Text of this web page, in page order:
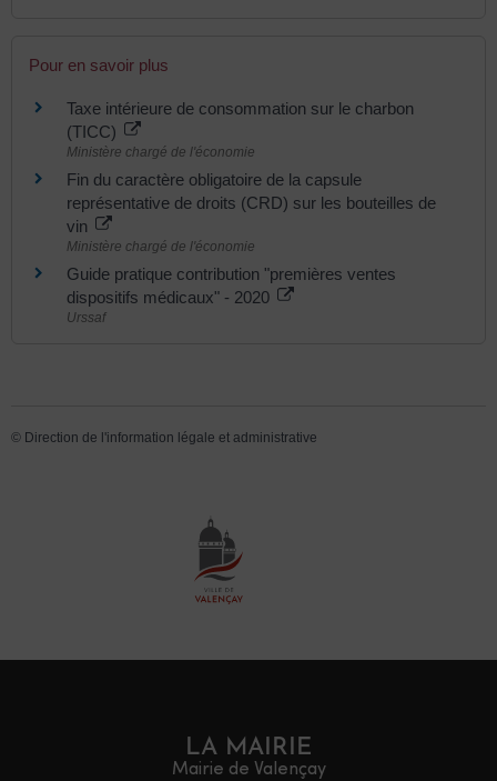
Pour en savoir plus
Taxe intérieure de consommation sur le charbon
(TICC)
Ministère chargé de l'économie
Fin du caractère obligatoire de la capsule
représentative de droits (CRD) sur les bouteilles de
vin
Ministère chargé de l'économie
Guide pratique contribution "premières ventes
dispositifs médicaux" - 2020
Urssaf
© Direction de l'information légale et administrative
LA MAIRIE
Mairie de Valençay